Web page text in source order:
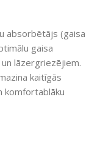
absorbētājs (gaisa
gaisa
lāzergriezējiem.
kaitīgās
komfortablāku